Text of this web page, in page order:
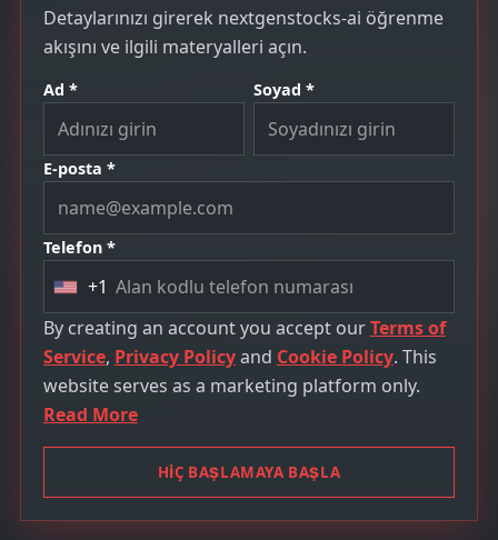
Detaylarınızı girerek nextgenstocks-ai öğrenme
akışını ve ilgili materyalleri açın.
Ad * Soyad *
E-posta *
Telefon *
U
n
i
t
e
t
a
+1
By creating an account you accept ourTerms of
Service, Privacy Policyand Cookie Policy. This
website serves as a marketing platform only.
Read More
HİÇ BAŞLAMAYA BAŞLA